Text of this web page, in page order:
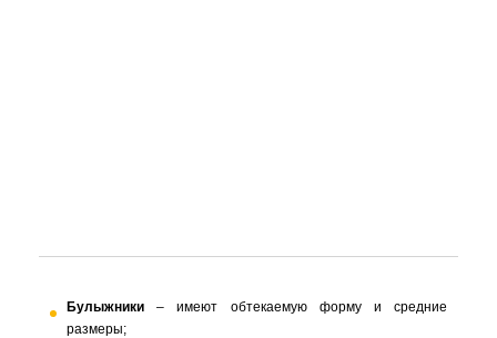
Булыжники – имеют обтекаемую форму и средние
размеры;